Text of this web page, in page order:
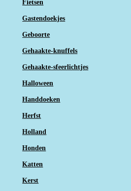
Fietsen
Gastendoekjes
Geboorte
Gehaakte-knuffels
Gehaakte-sfeerlichtjes
Halloween
Handdoeken
Herfst
Holland
Honden
Katten
Kerst